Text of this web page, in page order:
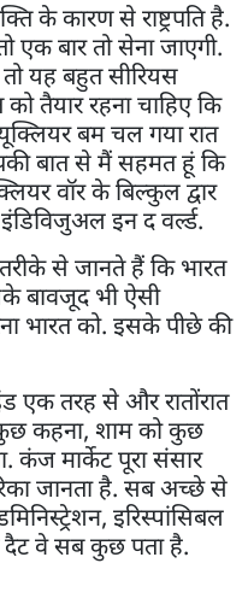
के कारण से राष्ट्रपति है.
एक बार तो सेना जाएगी.
यह बहुत सीरियस
तैयार रहना चाहिए कि
बम चल गया रात
बात से मैं सहमत हूं कि
वॉर के बिल्कुल द्वार
इन द वर्ल्ड.
से जानते हैं कि भारत
बावजूद भी ऐसी
भारत को. इसके पीछे की
एक तरह से और रातोंरात
कहना, शाम को कुछ
कंज मार्केट पूरा संसार
जानता है. सब अच्छे से
इरिस्पांसिबल
दैट वे सब कुछ पता है.